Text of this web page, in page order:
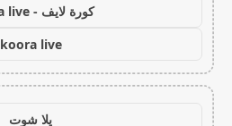
كورة لايف - koora live
koora live
يلا شوت